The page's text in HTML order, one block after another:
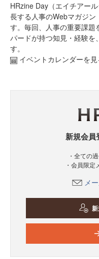
HRzine Day（エイチアー
長する人事のWebマガジ
す。毎回、人事の重要課題
パードが持つ知見・経験を
す。
イベントカレンダーを見
新規会員
・全ての
・会員限
メ